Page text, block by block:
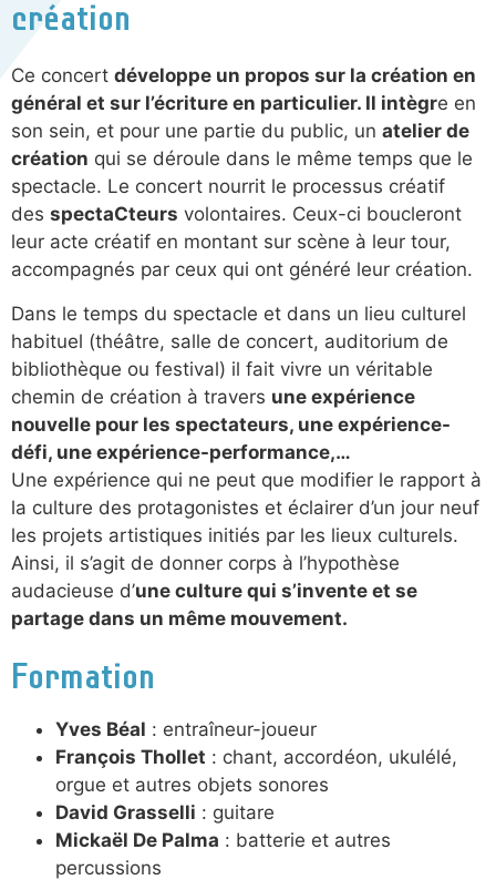
création
Ce concert développe un propos sur la création en
général et sur l’écriture en particulier. Il intègre en
son sein, et pour une partie du public, un atelier de
création qui se déroule dans le même temps que le
spectacle. Le concert nourrit le processus créatif
des spectaCteurs volontaires. Ceux-ci boucleront
leur acte créatif en montant sur scène à leur tour,
accompagnés par ceux qui ont généré leur création.
Dans le temps du spectacle et dans un lieu culturel
habituel (théâtre, salle de concert, auditorium de
bibliothèque ou festival) il fait vivre un véritable
chemin de création à travers une expérience
nouvelle pour les spectateurs, une expérience-
défi, une expérience-performance,…
Une expérience qui ne peut que modifier le rapport à
la culture des protagonistes et éclairer d’un jour neuf
les projets artistiques initiés par les lieux culturels.
Ainsi, il s’agit de donner corps à l’hypothèse
audacieuse d’une culture qui s’invente et se
partage dans un même mouvement.
Formation
Yves Béal : entraîneur-joueur
François Thollet : chant, accordéon, ukulélé,
orgue et autres objets sonores
David Grasselli : guitare
Mickaël De Palma : batterie et autres
percussions